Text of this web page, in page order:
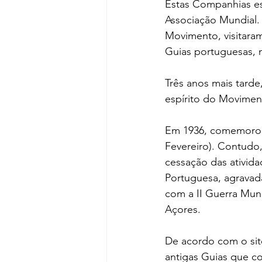
Estas Companhias
Associação
Movimento,
Guias portuguesas,
Três anos mais
espírito do
Em 1936,
Fevereiro).
cessação das
Portuguesa,
com a II Guerra
Açores.
De acordo com o
antigas Guias que